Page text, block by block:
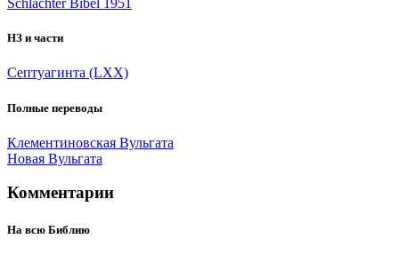
Schlachter Bibel 1951
НЗ и части
Септуагинта (LXX)
Полные переводы
Клементиновская Вульгата
Новая Вульгата
Комментарии
На всю Библию